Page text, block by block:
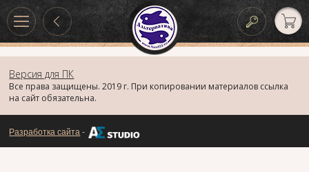
Версия для ПК
Все права защищены. 2019 г. При копировании материалов ссылка
на сайт обязательна.
Разработка сайта -